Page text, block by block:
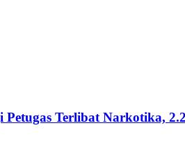
Petugas Terlibat Narkotika,